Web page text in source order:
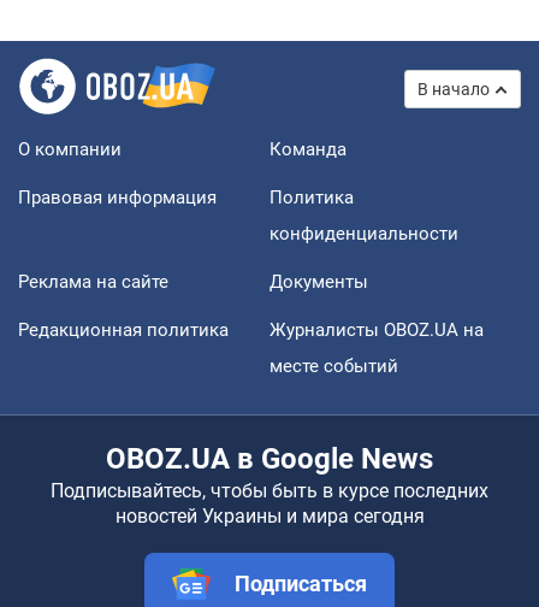
В начало
О компании Команда
Правовая информация
Политика
конфиденциальности
Реклама на сайте Документы
Редакционная политика
Журналисты OBOZ.UA на
месте событий
OBOZ.UA в Google News
Подписывайтесь, чтобы быть в курсе последних
новостей Украины и мира сегодня
Подписаться